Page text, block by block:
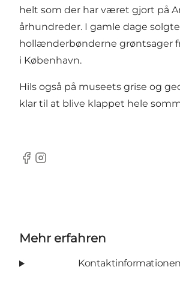
helt som der har været gjort på
århundreder. I gamle dage solgte
hollænderbønderne grøntsager
i København.
Hils også på museets grise og
klar til at blive klappet hele
Facebook
Instagram
Mehr erfahren
Kontaktinformationen